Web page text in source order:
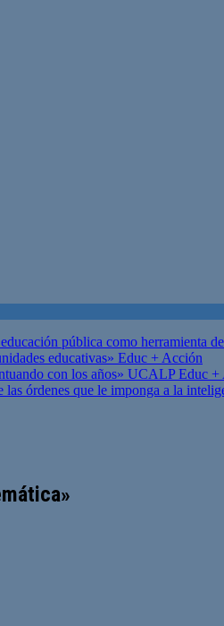
pública como herramienta
educativas» Educ + Acción
con los años» UCALPEduc +
órdenes que le imponga a la